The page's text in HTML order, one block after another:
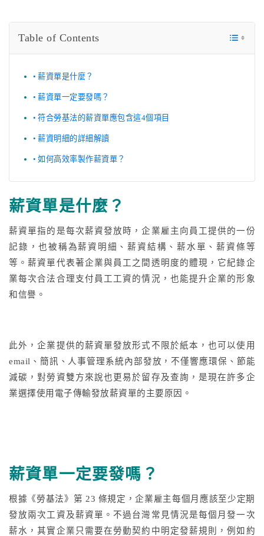
Table of Contents
薪資單是什麼？
薪資單一定要發嗎？
符合勞基法的薪資單應包含這4個項目
薪資明細的詳細解讀
如何高效率製作薪資單？
薪資單是什麼？
薪資單指的是每次薪資發放時，企業雇主向員工提供的一份
記錄，也被稱為薪資明細、薪資結構、薪水單、薪資條等
等。薪資單代表著企業與員工之間透明度的體現，它紀錄企
業每次合法合理支付員工工資的情況，也能提升企業的形象
和信譽。
此外，企業提供的薪資單發放形式不限於紙本，也可以使用
email、簡訊、人事管理系統內部發放，不僅響應環保、節能
減碳，對勞資雙方來說也更易於留存及查詢，是現在許多企
業選擇使用電子傳輸發放薪資單的主要原因。
薪資單一定要發嗎？
根據《勞基法》第 23 條規定，企業雇主每個月應該至少定期
發放兩次工資及薪資單。不過台灣常見情況是每個月發一次
薪水，其實企業只需要在勞動契約中明定發薪規則，例如約